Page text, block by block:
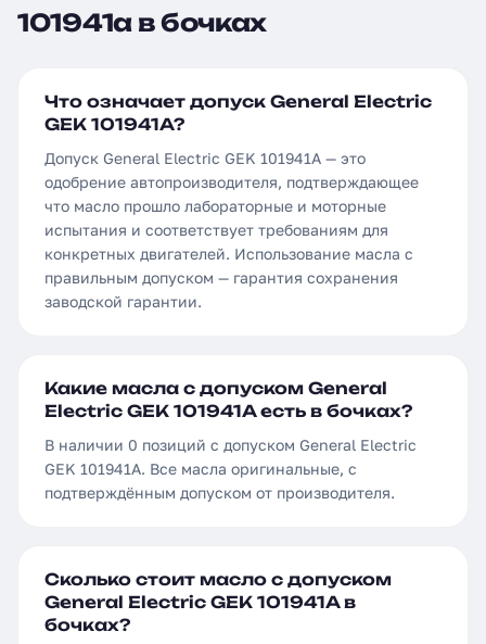
101941a в бочках
Что означает допуск General Electric
GEK 101941A?
Допуск General Electric GEK 101941A — это
одобрение автопроизводителя, подтверждающее
что масло прошло лабораторные и моторные
испытания и соответствует требованиям для
конкретных двигателей. Использование масла с
правильным допуском — гарантия сохранения
заводской гарантии.
Какие масла с допуском General
Electric GEK 101941A есть в бочках?
В наличии 0 позиций с допуском General Electric
GEK 101941A. Все масла оригинальные, с
подтверждённым допуском от производителя.
Сколько стоит масло с допуском
General Electric GEK 101941A в
бочках?